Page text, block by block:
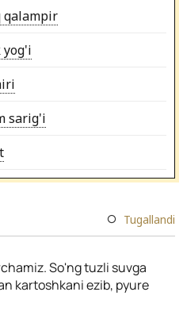
qalampir
sarig'i
Tugallandi
So'ng tuzli suvga
kartoshkani ezib, pyure